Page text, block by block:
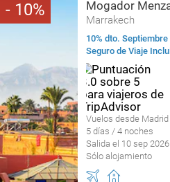
10 Mogador
Marrakech
10% dto.
Seguro de Viaje
Vuelos desde Madrid
5 días / 4 noches
Salida el 10 sep 2026
Sólo alojamiento